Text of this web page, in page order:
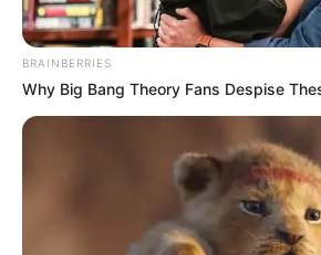
ฤกษ์มงคล
ตัดผมวันไหนดี?
ตัดผมวันดี เสริ
BRAINBERRIES
Why Big Bang Theory Fans Despise